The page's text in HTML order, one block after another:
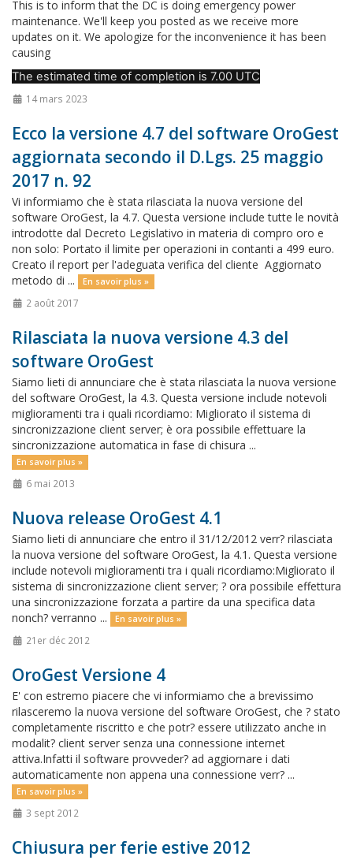
This is to inform that the DC is doing emergency power
maintenance. We'll keep you posted as we receive more
updates on it. We apologize for the inconvenience it has been
causing
The estimated time of completion is 7.00 UTC
14 mars 2023
Ecco la versione 4.7 del software OroGest
aggiornata secondo il D.Lgs. 25 maggio
2017 n. 92
Vi informiamo che è stata rilasciata la nuova versione del
software OroGest, la 4.7. Questa versione include tutte le novità
introdotte dal Decreto Legislativo in materia di compro oro e
non solo: Portato il limite per operazioni in contanti a 499 euro.
Creato il report per l'adeguata verifica del cliente Aggiornato
metodo di ...
En savoir plus »
2 août 2017
Rilasciata la nuova versione 4.3 del
software OroGest
Siamo lieti di annunciare che è stata rilasciata la nuova versione
del software OroGest, la 4.3. Questa versione include notevoli
miglioramenti tra i quali ricordiamo: Migliorato il sistema di
sincronizzazione client server; è ora possibile effettuare la
sincronizzazione automatica in fase di chisura ...
En savoir plus »
6 mai 2013
Nuova release OroGest 4.1
Siamo lieti di annunciare che entro il 31/12/2012 verr? rilasciata
la nuova versione del software OroGest, la 4.1. Questa versione
include notevoli miglioramenti tra i quali ricordiamo:Migliorato il
sistema di sincronizzazione client server; ? ora possibile effettura
una sincronizzazione forzata a partire da una specifica data
nonch? verranno ...
En savoir plus »
21er déc 2012
OroGest Versione 4
E' con estremo piacere che vi informiamo che a brevissimo
rilasceremo la nuova versione del software OroGest, che ? stato
completamente riscritto e che potr? essere utilizzato anche in
modalit? client server senza una connessione internet
attiva.Infatti il software provveder? ad aggiornare i dati
automaticamente non appena una connessione verr? ...
En savoir plus »
3 sept 2012
Chiusura per ferie estive 2012